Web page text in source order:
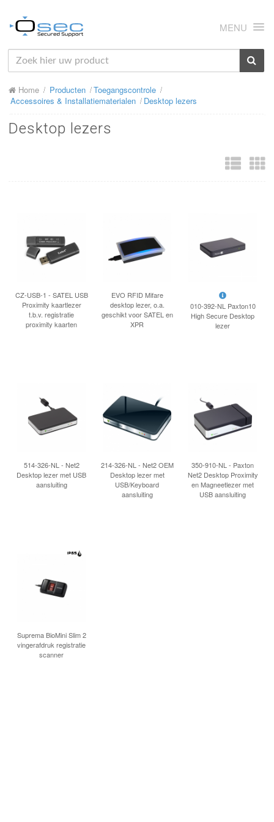
MENU
HOME
OVER ONS
NIEUWS
CONTACT
Home Producten
Toegangscontrole
Accessoires & Installatiematerialen
Desktop lezers
Desktop lezers
CZ-USB-1 - SATEL USB
Proximity kaartlezer
t.b.v. registratie
proximity kaarten
EVO RFID Mifare
desktop lezer, o.a.
geschikt voor SATEL en
XPR
010-392-NL Paxton10
High Secure Desktop
lezer
514-326-NL - Net2
Desktop lezer met USB
aansluiting
214-326-NL - Net2 OEM
Desktop lezer met
USB/Keyboard
aansluiting
350-910-NL - Paxton
Net2 Desktop Proximity
en Magneetlezer met
USB aansluiting
Suprema BioMini Slim 2
vingerafdruk registratie
scanner